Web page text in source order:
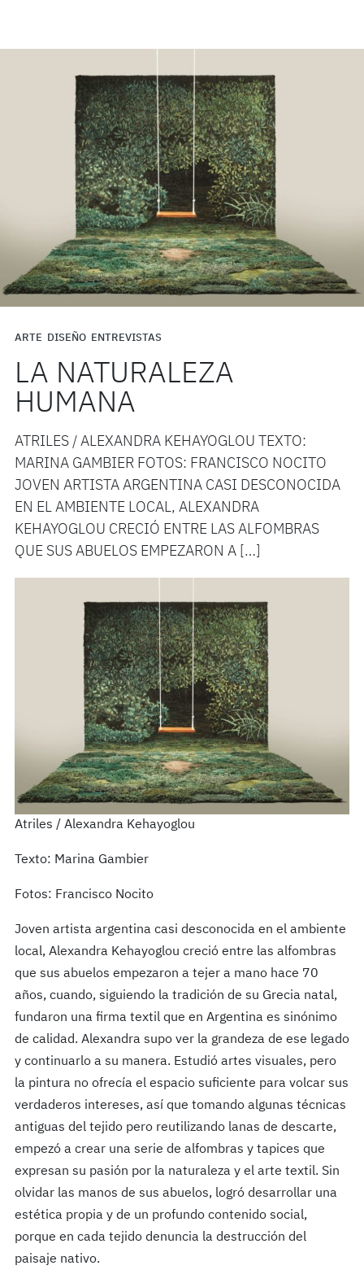
ARTE DISEÑO ENTREVISTAS
LA NATURALEZA
HUMANA
ATRILES / ALEXANDRA KEHAYOGLOU TEXTO:
MARINA GAMBIER FOTOS: FRANCISCO NOCITO
JOVEN ARTISTA ARGENTINA CASI DESCONOCIDA
EN EL AMBIENTE LOCAL, ALEXANDRA
KEHAYOGLOU CRECIÓ ENTRE LAS ALFOMBRAS
QUE SUS ABUELOS EMPEZARON A […]
Atriles / Alexandra Kehayoglou
Texto: Marina Gambier
Fotos: Francisco Nocito
Joven artista argentina casi desconocida en el ambiente
local, Alexandra Kehayoglou creció entre las alfombras
que sus abuelos empezaron a tejer a mano hace 70
años, cuando, siguiendo la tradición de su Grecia natal,
fundaron una firma textil que en Argentina es sinónimo
de calidad. Alexandra supo ver la grandeza de ese legado
y continuarlo a su manera. Estudió artes visuales, pero
la pintura no ofrecía el espacio suficiente para volcar sus
verdaderos intereses, así que tomando algunas técnicas
antiguas del tejido pero reutilizando lanas de descarte,
empezó a crear una serie de alfombras y tapices que
expresan su pasión por la naturaleza y el arte textil. Sin
olvidar las manos de sus abuelos, logró desarrollar una
estética propia y de un profundo contenido social,
porque en cada tejido denuncia la destrucción del
paisaje nativo.